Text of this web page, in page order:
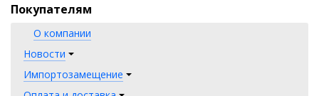
Покупателям
О компании
Новости
Импортозамещение